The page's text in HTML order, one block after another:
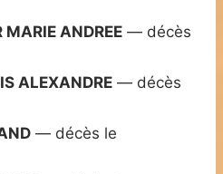
MARIE ANDREE — décès
ALEXANDRE — décès
— décès le